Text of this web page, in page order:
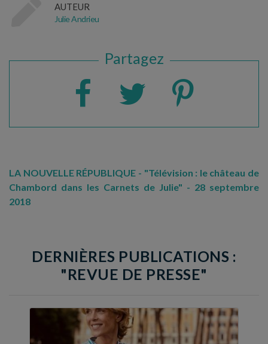
AUTEUR
Julie Andrieu
Partagez
LA NOUVELLE RÉPUBLIQUE - "Télévision : le château de
Chambord dans les Carnets de Julie" - 28 septembre
2018
DERNIÈRES PUBLICATIONS :
"REVUE DE PRESSE"